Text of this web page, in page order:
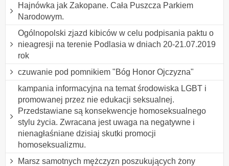
Hajnówka jak Zakopane. Cała Puszcza Parkiem
Narodowym.
Ogólnopolski zjazd kibiców w celu podpisania paktu o
nieagresji na terenie Podlasia w dniach 20-21.07.2019
rok
czuwanie pod pomnikiem "Bóg Honor Ojczyzna"
kampania informacyjna na temat środowiska LGBT i
promowanej przez nie edukacji seksualnej.
Przedstawiane są konsekwencje homoseksualnego
stylu życia. Zwracana jest uwaga na negatywne i
nienagłaśniane dzisiaj skutki promocji
homoseksualizmu.
Marsz samotnych mężczyzn poszukujących żony